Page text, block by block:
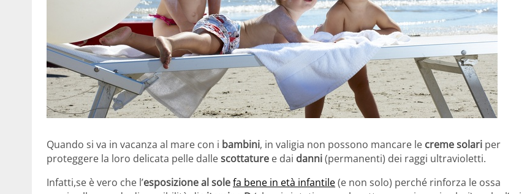
Quando si va in vacanza al mare con i bambini, in valigia non possono mancare le creme solari per
proteggere la loro delicata pelle dallescottature e dai danni(permanenti) dei raggi ultravioletti.
Infatti,se è vero che l’esposizione al solefa bene in età infantile(e non solo) perché rinforza le ossa